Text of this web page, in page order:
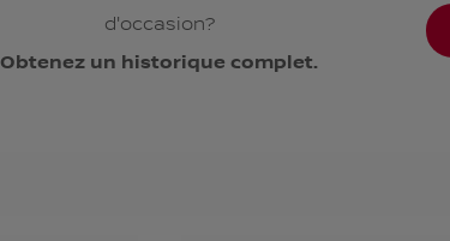
d'occasion?
Obtenez un historique complet.